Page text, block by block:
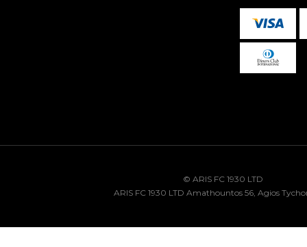
© ARIS FC 1930 LTD
ARIS FC 1930 LTD Amathountos 56, Agios